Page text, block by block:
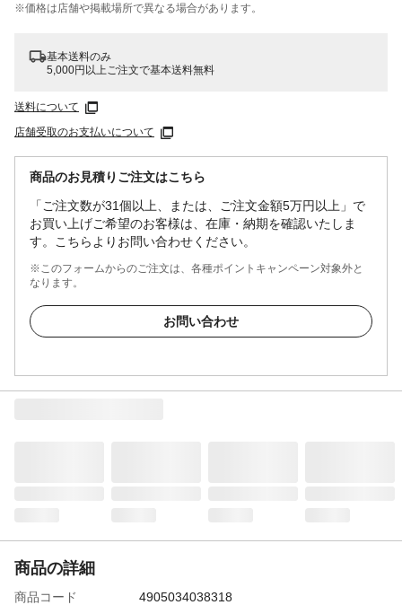
※価格は​店舗や​掲載場所で​異なる​場合が​あります。
基本送料のみ
5,000円以上ご注文で基本送料無料
送料について
店舗受取のお支払いについて
商品のお見積りご注文はこちら
「ご注文数が31個以上、または、ご注文金額5万円以上」で
お買い上げご希望のお客様は、在庫・納期を確認いたしま
す。こちらよりお問い合わせください。
※このフォームからのご注文は、各種ポイントキャンペーン対象外と
なります。
お問い合わせ
商品の詳細
商品コード
4905034038318